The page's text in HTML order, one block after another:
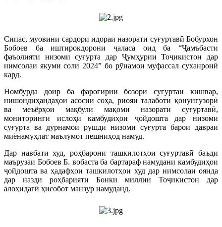
Сипас, муовини сардори идораи назорати суғуртавӣ Бобурхон
Бобоев ба иштирокдорони ҷаласа оид ба “Ҷамъбасти
фаъолияти низоми суғурта дар Ҷумҳурии Тоҷикистон дар
нимсолаи якуми соли 2024” бо рӯнамои муфассал суханронӣ
кард.
Номбурда доир ба фарогирии бозори суғуртаи кишвар,
нишондиҳандаҳои асосии соҳа, риояи талаботи қонунгузорӣ
ва меъёрҳои мақбули мақоми назорати суғуртавӣ,
мониторинги ислоҳи камбудиҳои ҷойдошта дар низоми
суғурта ва дурнамои рушди низоми суғурта барои давраи
миёнамуҳлат маълумот пешниҳод намуд.
Дар навбати худ, роҳбарони ташкилотҳои суғуртавӣ баъди
маърузаи Бобоев Б. вобаста ба бартараф намудани камбудиҳои
ҷойдошта ва ҳадафҳои ташкилотҳои худ дар нимсолаи оянда
дар назди роҳбарияти Бонки миллии Тоҷикистон дар
алоҳидагӣ ҳисобот манзур намуданд.